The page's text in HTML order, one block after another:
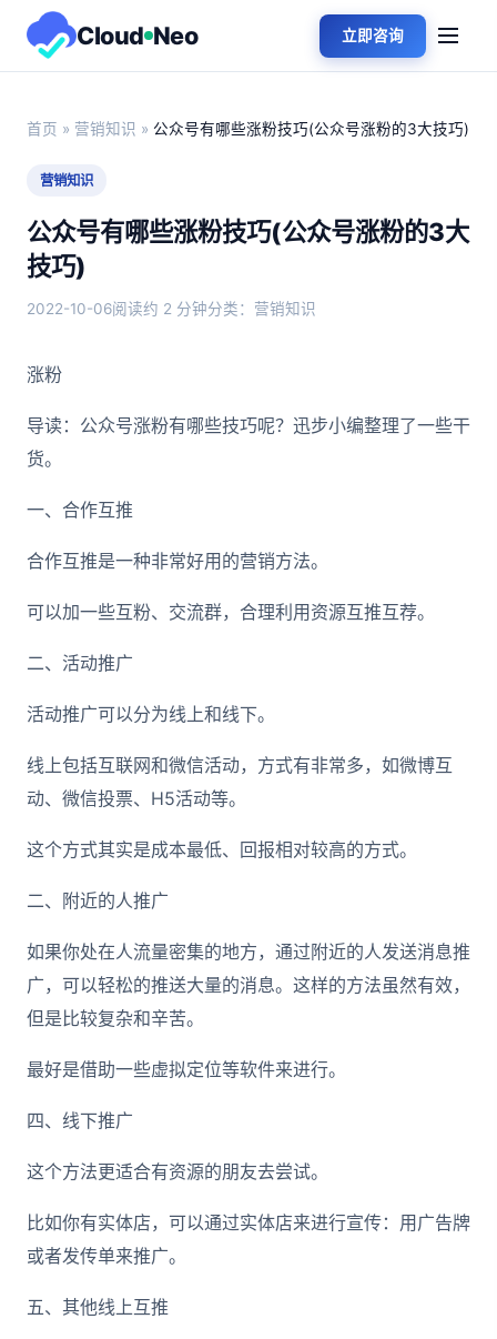
Cloud Neo 立即咨询
首页 » 营销知识 » 公众号有哪些涨粉技巧(公众号涨粉的3大技巧)
营销知识
公众号有哪些涨粉技巧(公众号涨粉的3大
技巧)
2022-10-06阅读约 2 分钟分类：营销知识
涨粉
导读：公众号涨粉有哪些技巧呢？迅步小编整理了一些干
货。
一、合作互推
合作互推是一种非常好用的营销方法。
可以加一些互粉、交流群，合理利用资源互推互荐。
二、活动推广
活动推广可以分为线上和线下。
线上包括互联网和微信活动，方式有非常多，如微博互
动、微信投票、H5活动等。
这个方式其实是成本最低、回报相对较高的方式。
二、附近的人推广
如果你处在人流量密集的地方，通过附近的人发送消息推
广，可以轻松的推送大量的消息。这样的方法虽然有效，
但是比较复杂和辛苦。
最好是借助一些虚拟定位等软件来进行。
四、线下推广
这个方法更适合有资源的朋友去尝试。
比如你有实体店，可以通过实体店来进行宣传：用广告牌
或者发传单来推广。
五、其他线上互推